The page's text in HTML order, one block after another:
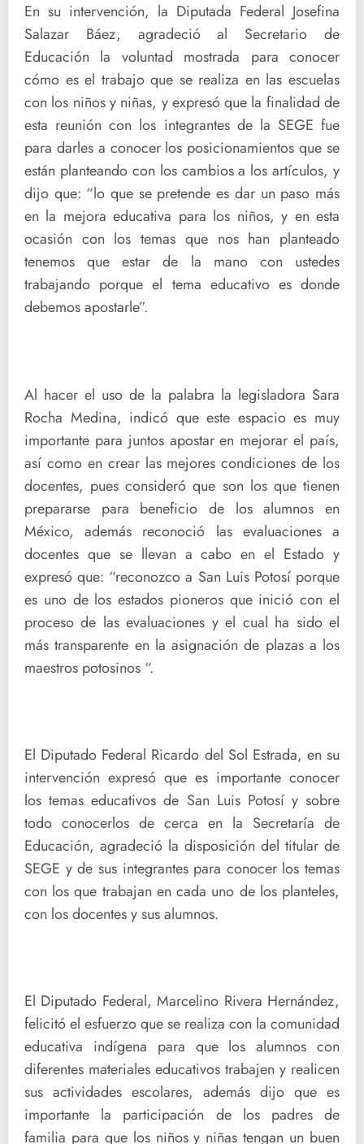
En su intervención, la Diputada Federal Josefina
Salazar Báez, agradeció al Secretario de
Educación la voluntad mostrada para conocer
cómo es el trabajo que se realiza en las escuelas
con los niños y niñas, y expresó que la finalidad de
esta reunión con los integrantes de la SEGE fue
para darles a conocer los posicionamientos que se
están planteando con los cambios a los artículos, y
dijo que: “lo que se pretende es dar un paso más
en la mejora educativa para los niños, y en esta
ocasión con los temas que nos han planteado
tenemos que estar de la mano con ustedes
trabajando porque el tema educativo es donde
debemos apostarle”.
Al hacer el uso de la palabra la legisladora Sara
Rocha Medina, indicó que este espacio es muy
importante para juntos apostar en mejorar el país,
así como en crear las mejores condiciones de los
docentes, pues consideró que son los que tienen
prepararse para beneficio de los alumnos en
México, además reconoció las evaluaciones a
docentes que se llevan a cabo en el Estado y
expresó que: “reconozco a San Luis Potosí porque
es uno de los estados pioneros que inició con el
proceso de las evaluaciones y el cual ha sido el
más transparente en la asignación de plazas a los
maestros potosinos “.
El Diputado Federal Ricardo del Sol Estrada, en su
intervención expresó que es importante conocer
los temas educativos de San Luis Potosí y sobre
todo conocerlos de cerca en la Secretaría de
Educación, agradeció la disposición del titular de
SEGE y de sus integrantes para conocer los temas
con los que trabajan en cada uno de los planteles,
con los docentes y sus alumnos.
El Diputado Federal, Marcelino Rivera Hernández,
felicitó el esfuerzo que se realiza con la comunidad
educativa indígena para que los alumnos con
diferentes materiales educativos trabajen y realicen
sus actividades escolares, además dijo que es
importante la participación de los padres de
familia para que los niños y niñas tengan un buen